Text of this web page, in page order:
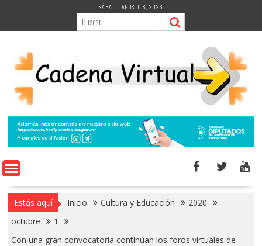
contenido
SÁBADO, AGOSTO 8, 2026
Estás aquí Inicio Cultura y Educación
2020
octubre
1
Con una gran convocatoria continúan los foros virtuales de